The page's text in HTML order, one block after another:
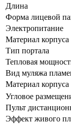
Длина
Форма лицевой
Электропитание
Материал корпуса
Тип портала
Тепловая
Вид муляжа
Материал корпуса
Угловое
Пульт
Эффект живого